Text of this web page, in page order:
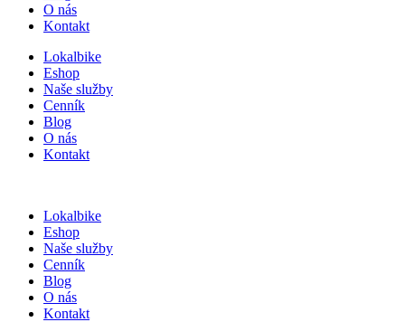
O nás
Kontakt
Lokalbike
Eshop
Naše služby
Cenník
Blog
O nás
Kontakt
Lokalbike
Eshop
Naše služby
Cenník
Blog
O nás
Kontakt